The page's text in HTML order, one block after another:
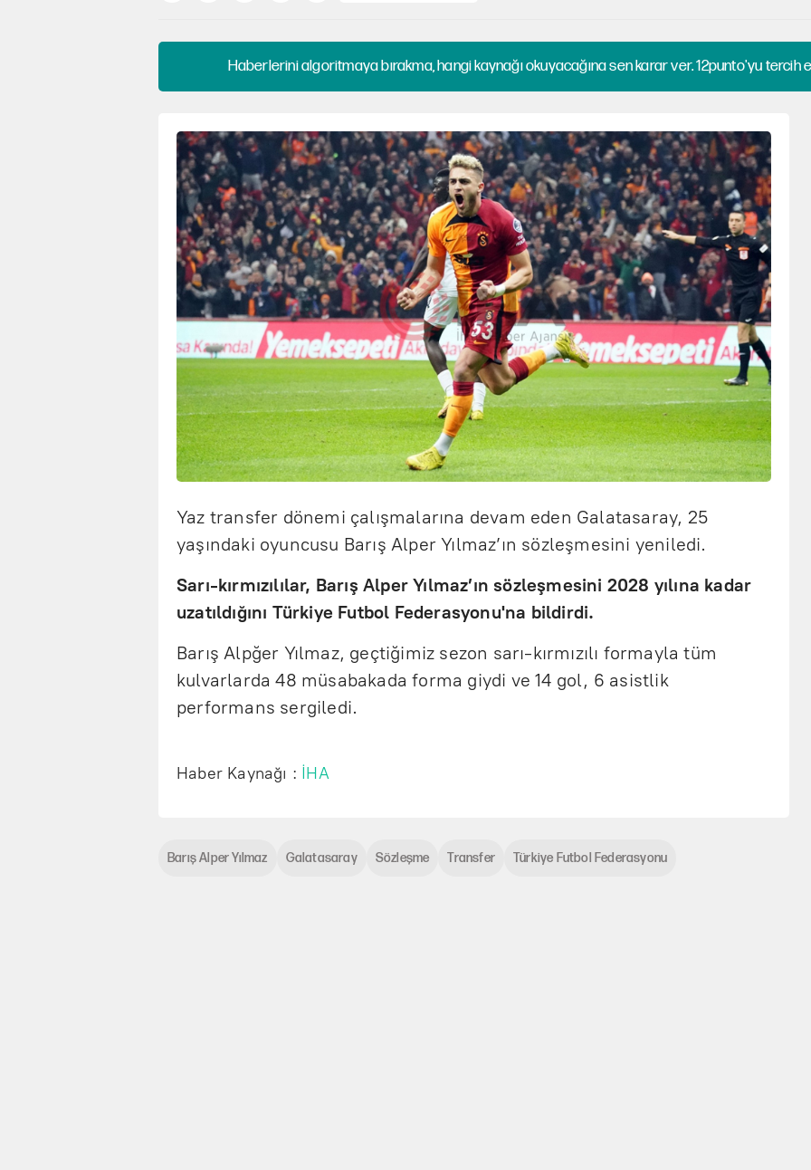
Haberlerini algoritmaya bırakma, hangi kaynağı okuyacağına sen karar ver. 12punto'yu tercih
Yaz transfer dönemi çalışmalarına devam eden Galatasaray, 25
yaşındaki oyuncusu Barış Alper Yılmaz’ın sözleşmesini yeniledi.
Sarı-kırmızılılar, Barış Alper Yılmaz’ın sözleşmesini 2028 yılına kadar
uzatıldığını Türkiye Futbol Federasyonu'na bildirdi.
Barış Alpğer Yılmaz, geçtiğimiz sezon sarı-kırmızılı formayla tüm
kulvarlarda 48 müsabakada forma giydi ve 14 gol, 6 asistlik
performans sergiledi.
Haber Kaynağı : İHA
Barış Alper Yılmaz Galatasaray Sözleşme Transfer Türkiye Futbol Federasyonu